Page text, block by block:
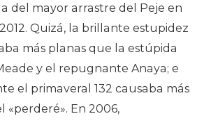
del mayor arrastre del Peje en
Quizá, la brillante estupidez
más planas que la estúpida
y el repugnante Anaya; e
el primaveral 132 causaba más
«perderé». En 2006,